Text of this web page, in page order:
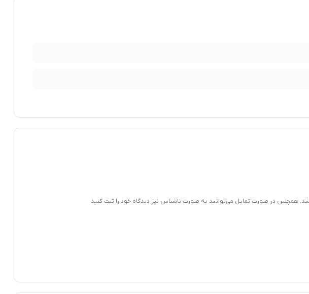
شد. همچنین در صورت تمایل می‌توانید به صورت ناشناس نیز دیدگاه خود را ثبت کنید